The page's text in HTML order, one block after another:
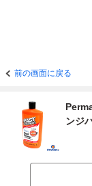
前の画面に戻る
ンジ